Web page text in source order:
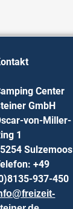
Center
GmbH
von-Miller-
1
Sulzemoos
+49
937-450